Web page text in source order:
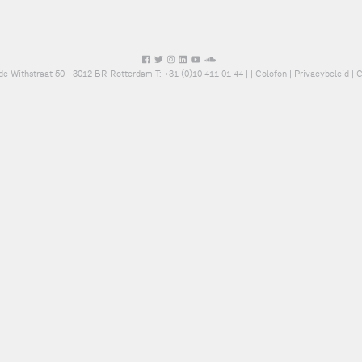
Withstraat 50 - 3012 BR Rotterdam T: +31 (0)10 411 01 44 | Colofon| Privacybeleid